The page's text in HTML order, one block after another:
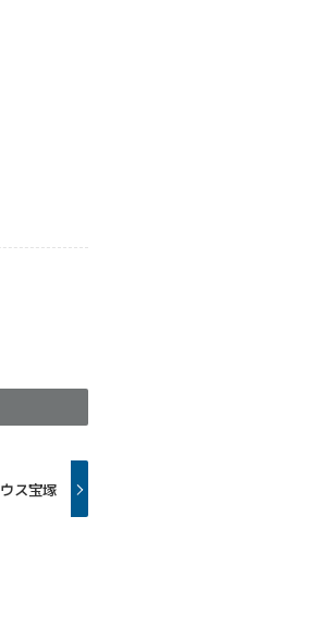
ス宝塚